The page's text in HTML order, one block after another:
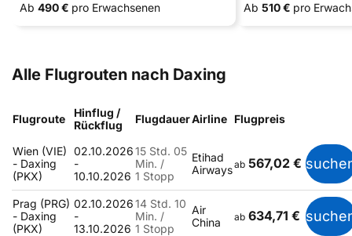
Ab 490 € pro Erwachsenen
Ab 510 € pro
Alle Flugrouten nach Daxing
Flugroute
Hinflug /
Rückflug
FlugdauerAirline Flugpreis
Wien (VIE)
- Daxing
(PKX)
02.10.2026
-
10.10.2026
15 Std. 05
Min. /
1 Stopp
Etihad
Airwaysab 567,02 €
Prag (PRG)
- Daxing
(PKX)
02.10.2026
-
13.10.2026
14 Std. 10
Min. /
1 Stopp
Air
China
ab 634,71 €